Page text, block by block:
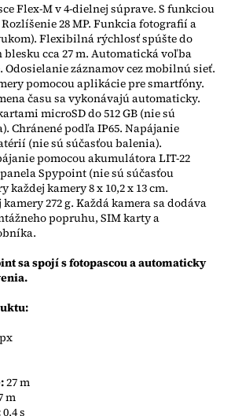
Flex-M v 4-dielnej súprave. S funkciou
28 MP. Funkcia fotografií a
Flexibilná rýchlosť spúšte do
blesku cca 27 m. Automatická voľba
Odosielanie záznamov cez mobilnú sieť.
pomocou aplikácie pre smartfóny.
času sa vykonávajú automaticky.
microSD do 512 GB (nie sú
Chránené podľa IP65. Napájanie
(nie sú súčasťou balenia).
pomocou akumulátora LIT-22
Spypoint (nie sú súčasťou
každej kamery 8 x 10,2 x 13 cm.
272 g. Každá kamera sa dodáva
popruhu, SIM karty a
sa spojí s fotopascou a automaticky
27 m
m
0,4 s